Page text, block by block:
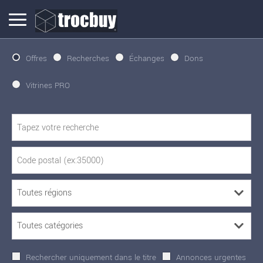
Offres Recherches Échanges Dons
Vitrines PRO
Rechercher uniquement dans le titre Annonces urgentes